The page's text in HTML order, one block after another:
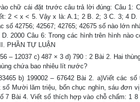
chữ cái đặt trước câu trả lời đúng: Câu 1:
2 < x < 5. Vậy x là: A.1; 2 B. 2; 3 C. 3; 4 D.
số 42756; 42567; 42765; 42675 số nào lớn
2000 Câu 6: Trong các hình trên hình nào
PHẦN TỰ LUẬN
– 12037 c) 487 × 3 d) 790 : 2 Bài 2. Hai
chứa bao nhiêu lít nước?
b) 199002 – 67642 Bài 2. a)Viết các
Mười lăm triệu, bốn chục nghìn, sáu đơn
7 Bài 4. Viết số thích hợp vào chỗ chấm: